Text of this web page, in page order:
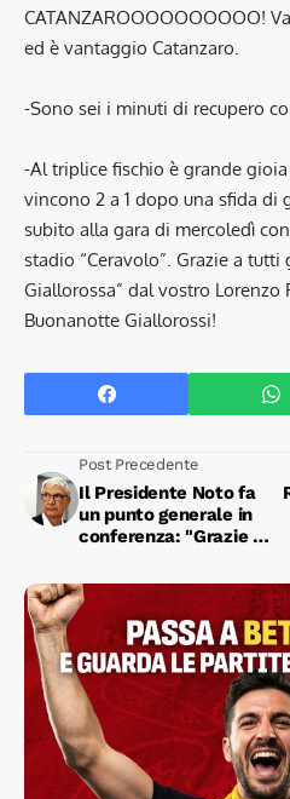
CATANZAROOOOOOOOOO!
ed è vantaggio Catanzaro.
-Sono sei i minuti di recupero
-Al triplice fischio è grande
vincono 2 a 1 dopo una sfida di
subito alla gara di mercoledì
stadio “Ceravolo”. Grazie a
Giallorossa” dal vostro Lorenzo
Buonanotte Giallorossi!
Post Precedente
Il Presidente Noto fa
un punto generale in
conferenza: "Grazie a